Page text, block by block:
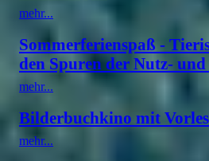
mehr...
Sommerferienspaß -
den Spuren der Nutz-
mehr...
Bilderbuchkino mit
mehr...